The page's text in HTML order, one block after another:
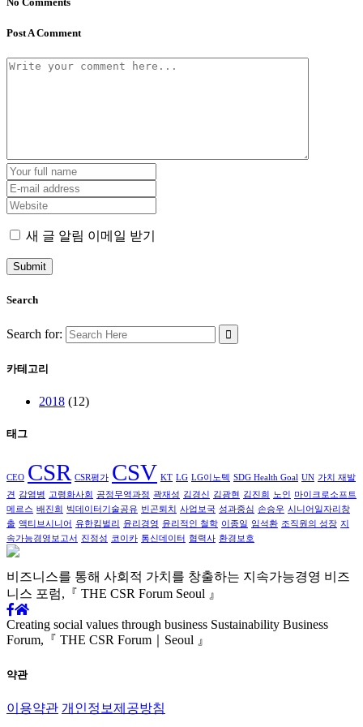
Post A Comment
새 글 알림 이메일 받기
Search
Search for:
카테고리
2018 (12)
태그
CEO CSR CSR평가 CSV KT LG LG이노텍 SDG Health Goal UN 가치 재발
견 감염병 고령화사회 공정무역과정 곽재성 김경신 김광현 김진희 노인 마이크로소프트
메르스 배진희 빅데이터기술공유 빈곤퇴치 사업보국 성과중심 손승우 시니어일자리창
출 액티브시니어 유한킴벌리 윤리경영 윤리적인 철학 이종일 임석환 조직원의 성장 지
속가능경영보고서
진정성 코이카 통신데이터 협력사 환경보호
비즈니스를 통해 사회적 가치를 창출하는 지속가능경영 비즈
니스 포럼, 『 THE CSR Forum Seoul 』
Creating social values through business Sustainability Business
Forum, 『 THE CSR Forum｜Seoul 』
약관
이용약관 개인정보제공방침